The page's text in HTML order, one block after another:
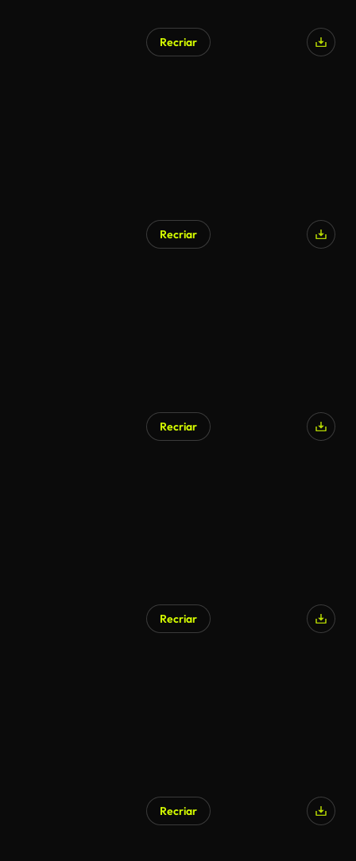
Recriar
Recriar
Recriar
Recriar
Recriar